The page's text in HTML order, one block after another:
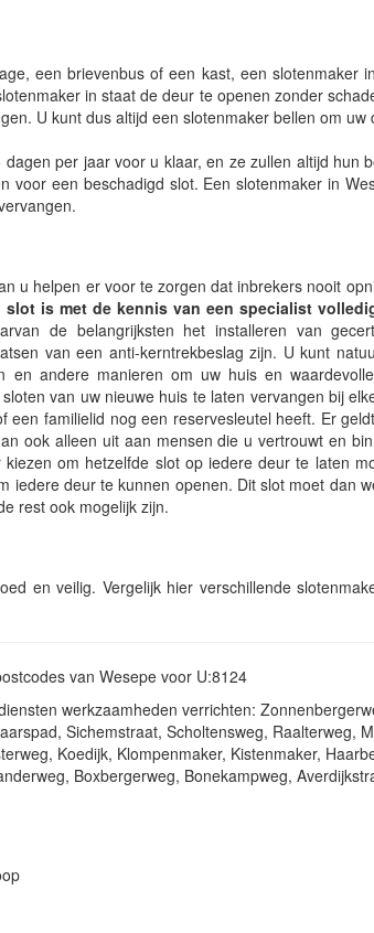
een brievenbus of een kast, een slotenmaker
in staat de deur te openen zonder
U kunt dus altijd een slotenmaker bellen om
per jaar voor u klaar, en ze zullen altijd hun
voor een beschadigd slot. Een slotenmaker in
u helpen er voor te zorgen dat inbrekers nooit
slot is met de kennis van een specialist
de belangrijksten het installeren van
van een anti-kerntrekbeslag zijn. U kunt
en andere manieren om uw huis en
van uw nieuwe huis te laten vervangen bij
familielid nog een reservesleutel heeft. Er
ook alleen uit aan mensen die u vertrouwt en
om hetzelfde slot op iedere deur te laten
iedere deur te kunnen openen. Dit slot moet dan
rest ook mogelijk zijn.
en veilig. Vergelijk hier verschillende
van Wesepe voor U:8124
werkzaamheden verrichten:
Sichemstraat, Scholtensweg, Raalterweg,
Koedijk, Klompenmaker, Kistenmaker,
Boxbergerweg, Bonekampweg,